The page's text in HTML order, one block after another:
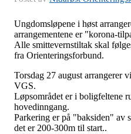
Ungdomsløpene i høst
arrangementene er "korona-
Alle smittevernstiltak skal
fra Orienteringsforbund.
Torsdag 27 august arrangerer
VGS.
Løpsområdet er i boligfeltene
hovedinngang.
Parkering er på "baksiden" av
det er 200-300m til start..